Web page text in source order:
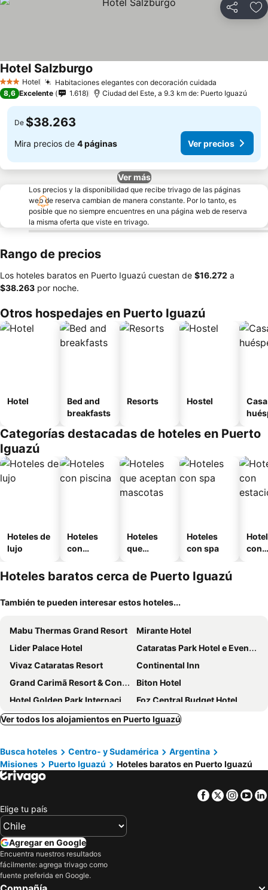
Compartir
3 Estrellas
Hotel Habitaciones elegantes con decoración cuidada
Hotel Salzburgo
8,6 Excelente 1.618 Ciudad del Este, a 9.3 km de: Puerto Iguazú
De $38.263
Mira precios de 4 páginas Ver precios
Ver más
Los precios y la disponibilidad que recibe trivago de las páginas
web de reserva cambian de manera constante. Por lo tanto, es
posible que no siempre encuentres en una página web de reserva
la misma oferta que viste en trivago.
Rango de precios
Los hoteles baratos en Puerto Iguazú cuestan de ‎$16.272 a
‎$38.263 por noche.
Otros hospedajes en Puerto Iguazú
Hotel
Bed and
breakfasts
Resorts Hostel
Categorías destacadas de hoteles en Puerto
Iguazú
Hoteles de
lujo
Hoteles
con
Hoteles
que
mascotas
Hoteles
con spa
con
Hoteles baratos cerca de Puerto Iguazú
También te pueden interesar estos hoteles...
Mabu Thermas Grand Resort
Mirante Hotel
Lider Palace Hotel
Cataratas Park Hotel e Eventos
Vivaz Cataratas Resort
Continental Inn
Grand Carimã Resort & Convention Center
Biton Hotel
Hotel Golden Park Internacional Foz & Convenções By Nacional Inn
Foz Central Budget Hotel
ibis budget Foz Do Iguacu
Hotel das Cataratas, A Belmond Hotel, Iguassu Falls
Nadai Confort Hotel e Spa
Sanma Hotel
Hotel Nacional Inn Foz do Iguaçu
Taroba Hotel
Hotel Saint George
Iguassu Flats Hotel
Hotel Colonial Iguaçu
Manacá Hotel
Interludium Iguassu Convention Hotel
Hotel Monalisa
Ver todos los alojamientos en Puerto Iguazú
Busca hoteles Centro- y Sudamérica
Argentina
Misiones
Puerto Iguazú Hoteles baratos en Puerto Iguazú
Facebook
Twitter
Elige tu país
Agregar en Google
Encuentra nuestros resultados
fácilmente: agrega trivago como
fuente preferida en Google.